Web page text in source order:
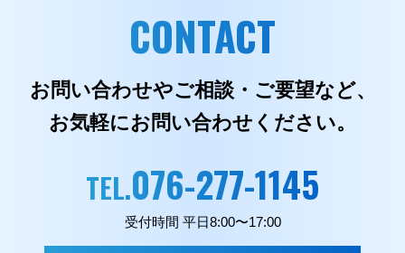
CONTACT
お問い合わせやご相談・ご要望など、
お気軽にお問い合わせください。
TEL.076-277-1145
受付時間 平日8:00〜17:00